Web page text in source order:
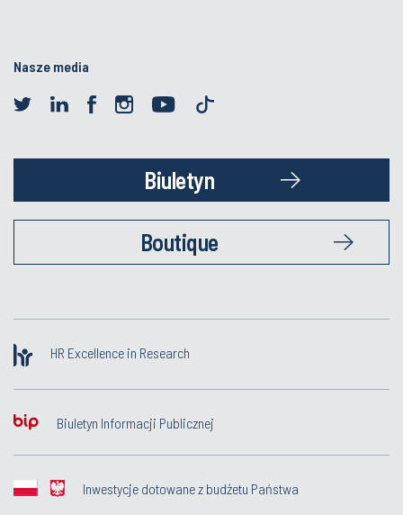
Nasze media
Biuletyn
Boutique
HR Excellence in Research
Biuletyn Informacji Publicznej
Inwestycje dotowane z budżetu Państwa